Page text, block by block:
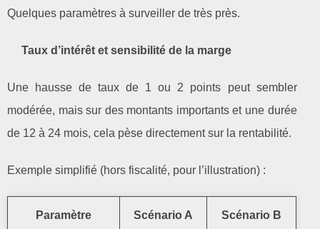
Quelques paramètres à surveiller de très près.
Taux d’intérêt et sensibilité de la marge
Une hausse de taux de 1 ou 2 points peut sembler
modérée, mais sur des montants importants et une durée
de 12 à 24 mois, cela pèse directement sur la rentabilité.
Exemple simplifié (hors fiscalité, pour l’illustration) :
Paramètre Scénario A Scénario B